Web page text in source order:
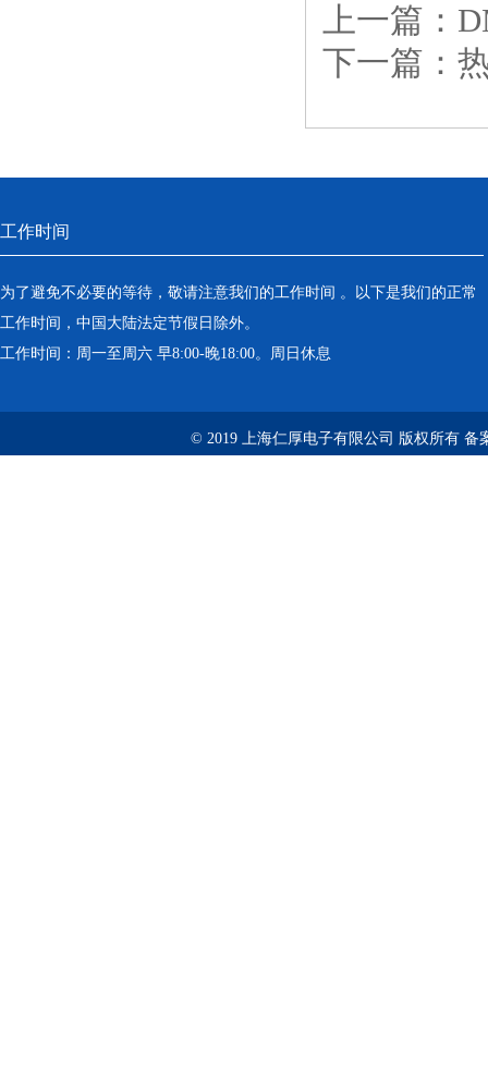
上一篇：
下一篇：
工作时间
为了避免不必要的等待，敬请注意我们的工作时间 。以下是我们的正常
工作时间，中国大陆法定节假日除外。
工作时间：周一至周六 早8:00-晚18:00。周日休息
© 2019 上海仁厚电子有限公司 版权所有 备